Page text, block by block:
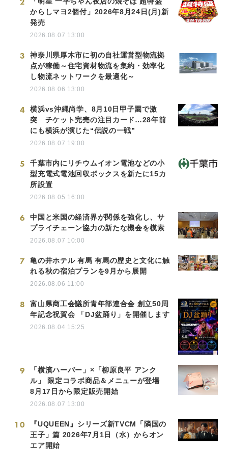
からしマヨ2個付」2026年8月24日(月)新
発売
2026.08.07 13:00
3
神奈川県厚木市に初の自社運営型物流拠
点が稼働～住宅資材物流を集約・効率化
し物流ネットワークを最適化～
2026.08.06 13:00
4
横浜vs沖縄尚学、8月10日甲子園で激
突 チケット完売の注目カード…28年前
にも横浜が演じた“伝説の一戦”
2026.08.07 19:00
5
千葉市内にリチウムイオン電池などの小
型充電式電池回収ボックスを新たに15カ
所設置
2026.08.05 16:00
6
中国と米国の経済界が関係を強化し、サ
プライチェーン協力の新たな機会を模索
2026.08.07 10:00
7
亀の井ホテル 有馬 有馬の歴史と文化に触
れる秋の宿泊プランを9月から展開
2026.08.06 11:00
8
富山県商工会議所青年部連合会 創立50周
年記念祝賀会 「DJ盆踊り」を開催します
2026.08.04 15:25
9
「横濱ハーバー」×「柳原良平 アンク
ル」 限定コラボ商品＆メニューが登場
8月17日から限定販売開始
2026.08.07 13:00
10
『UQUEEN』シリーズ新TVCM「隣国の
王子」篇 2026年7月1日（水）からオン
エア開始